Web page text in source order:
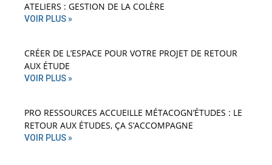
ATELIERS : GESTION DE LA COLÈRE
VOIR PLUS »
CRÉER DE L’ESPACE POUR VOTRE PROJET DE RETOUR
AUX ÉTUDE
VOIR PLUS »
PRO RESSOURCES ACCUEILLE MÉTACOGN’ÉTUDES : LE
RETOUR AUX ÉTUDES, ÇA S’ACCOMPAGNE
VOIR PLUS »